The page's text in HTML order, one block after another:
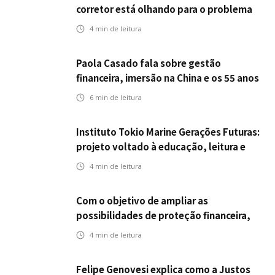
corretor está olhando para o problema
errado
4 min de leitura
Paola Casado fala sobre gestão
financeira, imersão na China e os 55 anos
da ENS
6 min de leitura
Instituto Tokio Marine Gerações Futuras:
projeto voltado à educação, leitura e
empregabilidade
4 min de leitura
Com o objetivo de ampliar as
possibilidades de proteção financeira,
Icatu Seguros eleva capital segurado
4 min de leitura
Felipe Genovesi explica como a Justos